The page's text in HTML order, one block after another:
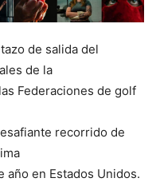
de salida del
de la
Federaciones de golf
recorrido de
año en Estados Unidos.